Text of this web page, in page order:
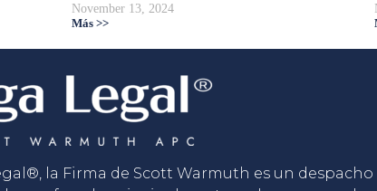
November 13, 2024
Más >>
la Firma de Scott Warmuth es un